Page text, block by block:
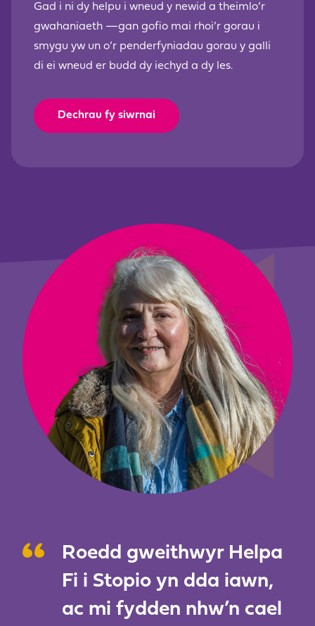
Gad i ni dy helpu i wneud y newid a theimlo’r
gwahaniaeth —gan gofio mai rhoi’r gorau i
smygu yw un o’r penderfyniadau gorau y galli
di ei wneud er budd dy iechyd a dy les.
Dechrau fy siwrnai
Roedd gweithwyr Helpa
Fi i Stopio yn dda iawn,
ac mi fydden nhw’n cael